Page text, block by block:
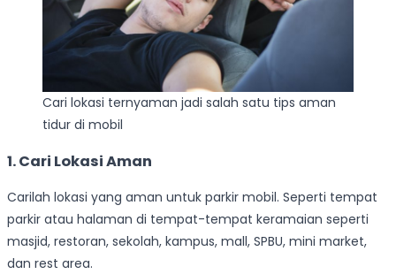
Cari lokasi ternyaman jadi salah satu tips aman
tidur di mobil
1. Cari Lokasi Aman
Carilah lokasi yang aman untuk parkir mobil. Seperti tempat
parkir atau halaman di tempat-tempat keramaian seperti
masjid, restoran, sekolah, kampus, mall, SPBU, mini market,
dan rest area.